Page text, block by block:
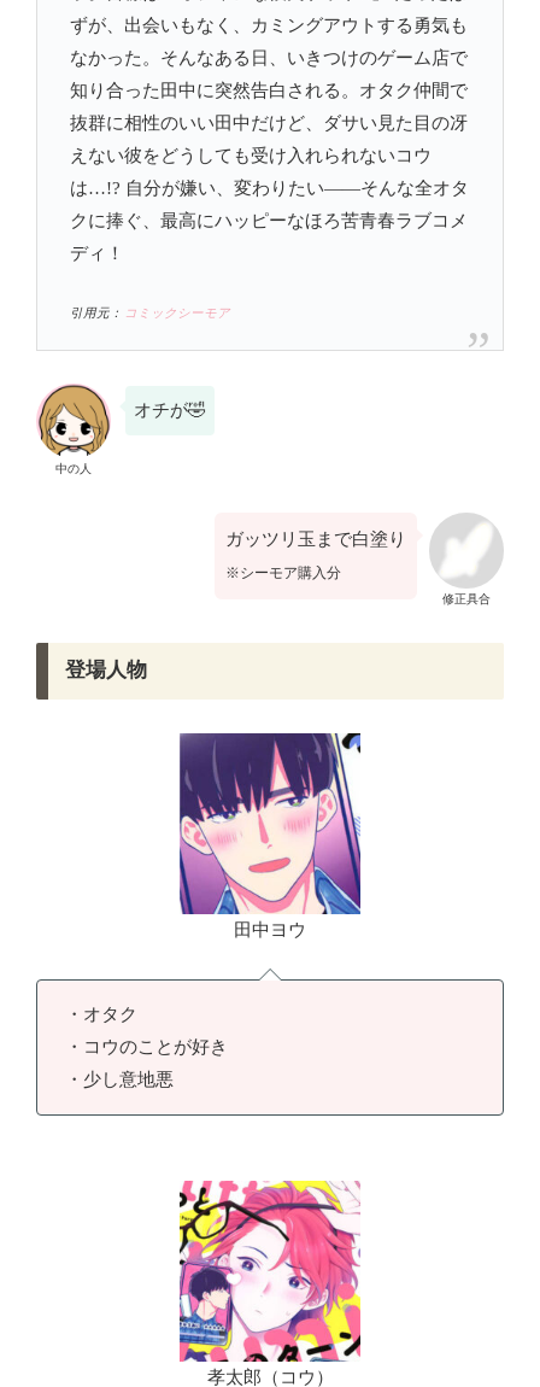
ずが、出会いもなく、カミングアウトする勇気も
なかった。そんなある日、いきつけのゲーム店で
知り合った田中に突然告白される。オタク仲間で
抜群に相性のいい田中だけど、ダサい見た目の冴
えない彼をどうしても受け入れられないコウ
は…!? 自分が嫌い、変わりたい――そんな全オタ
クに捧ぐ、最高にハッピーなほろ苦青春ラブコメ
ディ！
引用元： コミックシーモア
中の人
オチが🤣
修正具合
ガッツリ玉まで白塗り
※シーモア購入分
登場人物
田中ヨウ
・オタク
・コウのことが好き
・少し意地悪
孝太郎（コウ）